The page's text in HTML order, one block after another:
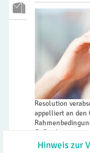
Hinweis zur
Resolution
appelliert an den
Geflüchteten aus
Symbolfoto: